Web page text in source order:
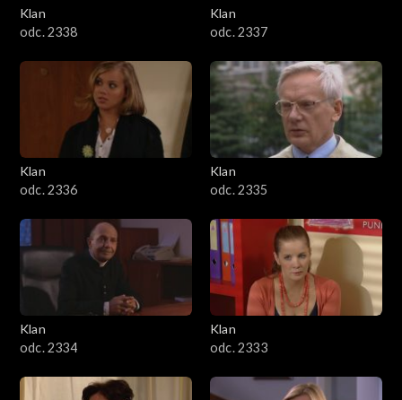
Klan
odc. 2338
Klan
odc. 2337
Klan
odc. 2336
Klan
odc. 2335
Klan
odc. 2334
Klan
odc. 2333